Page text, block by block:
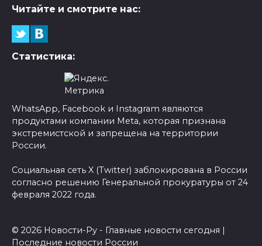
Читайте и смотрите нас:
Статистика:
WhatsApp, Facebook и Instagram являются
продуктами компании Meta, которая признана
экстремистской и запрещена на территории
России.
Социальная сеть X (Twitter) заблокирована в России
согласно решению Генеральной прокуратуры от 24
февраля 2022 года.
© 2026 Новости-Ру - Главные новости сегодня |
Последние новости России